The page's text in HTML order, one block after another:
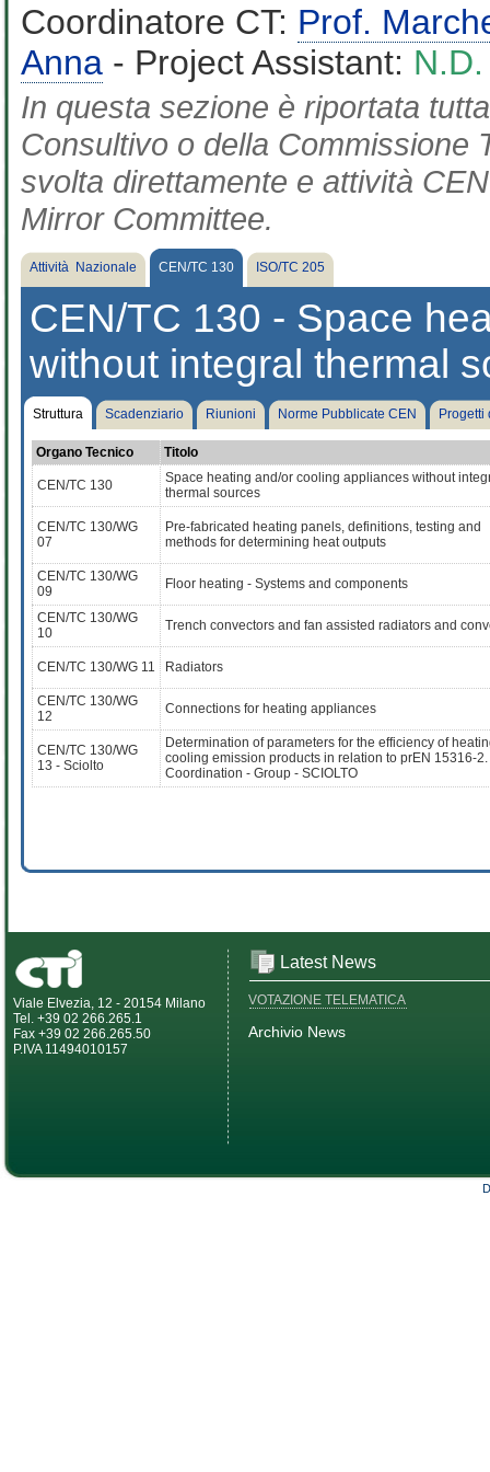
Coordinatore CT: Prof.
Anna - Project Assistant: N.D.
In questa sezione è riportata
Consultivo o della Commissione
svolta direttamente e attività
Mirror Committee.
Attività Nazionale CEN/TC 130 ISO/TC 205
CEN/TC 130 - Space
without integral thermal
Struttura Scadenziario Riunioni Norme Pubblicate CEN Progetti
Organo Tecnico Titolo
CEN/TC 130
Space heating and/or cooling appliances without
thermal sources
CEN/TC 130/WG
07
Pre-fabricated heating panels, definitions, testing and
methods for determining heat outputs
CEN/TC 130/WG
09
Floor heating - Systems and components
CEN/TC 130/WG
10
Trench convectors and fan assisted radiators and
CEN/TC 130/WG 11 Radiators
CEN/TC 130/WG
12
Connections for heating appliances
CEN/TC 130/WG
13 - Sciolto
Determination of parameters for the efficiency of
cooling emission products in relation to prEN 15316-2.
Coordination - Group - SCIOLTO
Viale Elvezia, 12 - 20154 Milano
Tel. +39 02 266.265.1
Fax +39 02 266.265.50
P.IVA 11494010157
Latest News
VOTAZIONE TELEMATICA
Archivio News